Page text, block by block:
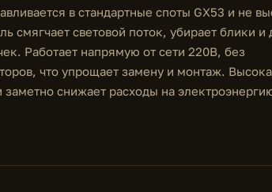
в стандартные споты GX53 и не
смягчает световой поток, убирает блики и
Работает напрямую от сети 220В, без
что упрощает замену и монтаж.
снижает расходы на